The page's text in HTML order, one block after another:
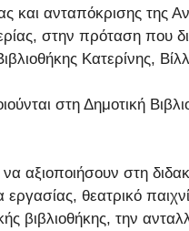
και ανταπόκρισης της
στην πρόταση που
Κατερίνης,
στη Δημοτική
αξιοποιήσουν στη
θεατρικό
βιβλιοθήκης, την